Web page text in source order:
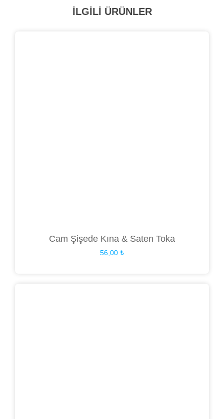
İLGİLİ ÜRÜNLER
Cam Şişede Kına & Saten Toka
56,00 ₺